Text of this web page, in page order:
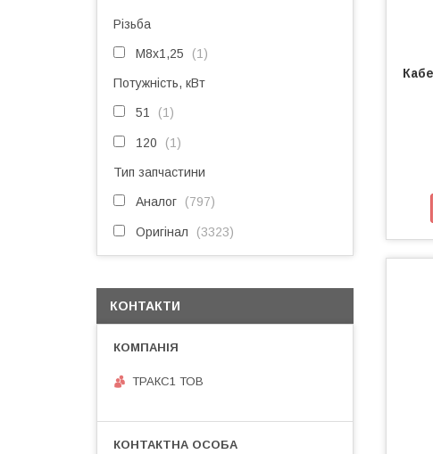
Різьба
M8x1,25 1
Потужність, кВт
51 1
120 1
Тип запчастини
Аналог 797
Оригінал 3323
КОНТАКТИ
ТРАКС1 ТОВ